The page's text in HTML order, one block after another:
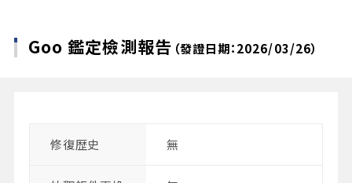
Goo 鑑定檢測報告 （發證日期：2026/03/26）
修復歴史 無